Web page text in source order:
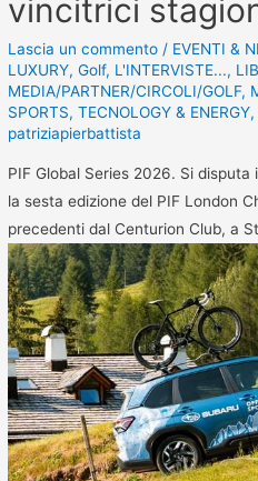
vincitrici
Lascia un commento / EVENTI &
LUXURY,Golf, L'INTERVISTE...,
MEDIA/PARTNER/CIRCOLI/GOLF,
SPORTS,TECNOLOGY & ENERGY
patriziapierbattista
PIF Global Series 2026. Si
la sesta edizione del PIF London
precedenti dal Centurion Club, a